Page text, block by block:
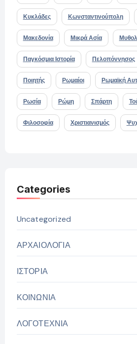
Κυκλάδες Κωνσταντινούπολη
Μακεδονία Μικρά Ασία
Παγκόσμια Ιστορία Πελοπόννησος
Ποιητής Ρωμαίοι Ρωμαϊκή
Ρωσία Ρώμη Σπάρτη
Φιλοσοφία Χριστιανισμός
Categories
Uncategorized
ΑΡΧΑΙΟΛΟΓΙΑ
ΙΣΤΟΡΙΑ
ΚΟΙΝΩΝΙΑ
ΛΟΓΟΤΕΧΝΙΑ